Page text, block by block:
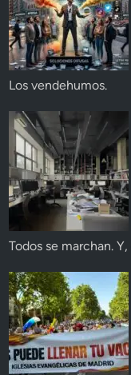
Los vendehumos.
Todos se marchan.